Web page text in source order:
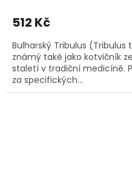
512 Kč
Bulharský Tribulus (Tribulus
známý také jako kotvičník
staletí v tradiční medicíně.
za specifických...